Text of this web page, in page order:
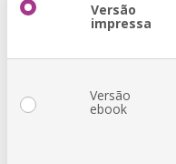
Versão
impressa
Versão
ebook